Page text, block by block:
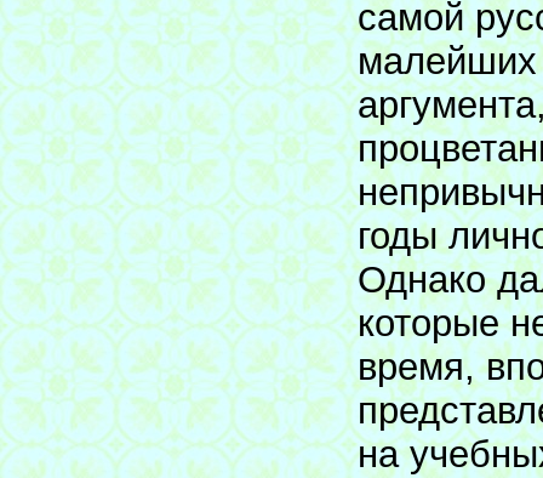
самой
малейших
годы
Однако
которые
время,
на